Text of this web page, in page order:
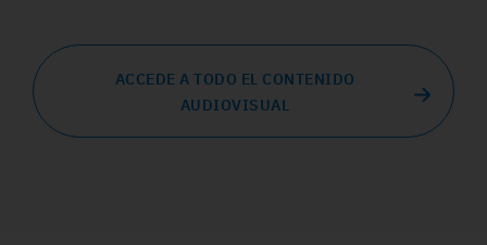
ACCEDE A TODO EL CONTENIDO
AUDIOVISUAL